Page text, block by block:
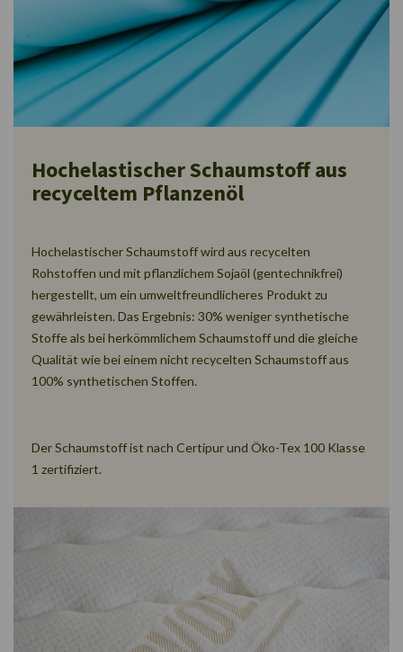
Hochelastischer Schaumstoff aus
recyceltem Pflanzenöl
Hochelastischer Schaumstoff wird aus recycelten
Rohstoffen und mit pflanzlichem Sojaöl (gentechnikfrei)
hergestellt, um ein umweltfreundlicheres Produkt zu
gewährleisten. Das Ergebnis: 30% weniger synthetische
Stoffe als bei herkömmlichem Schaumstoff und die gleiche
Qualität wie bei einem nicht recycelten Schaumstoff aus
100% synthetischen Stoffen.
Der Schaumstoff ist nach Certipur und Öko-Tex 100 Klasse
1 zertifiziert.